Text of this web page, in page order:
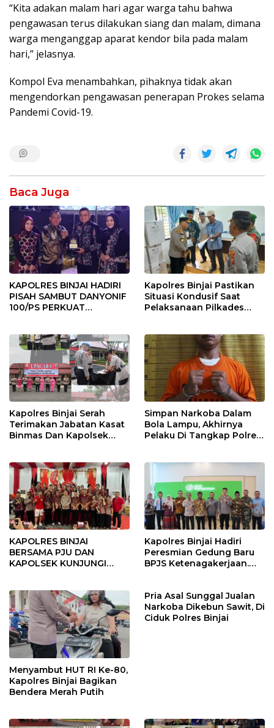
“Kita adakan malam hari agar warga tahu bahwa
pengawasan terus dilakukan siang dan malam, dimana
warga menganggap aparat kendor bila pada malam
hari,” jelasnya.
Kompol Eva menambahkan, pihaknya tidak akan
mengendorkan pengawasan penerapan Prokes selama
Pandemi Covid-19.
Baca Juga
KAPOLRES BINJAI HADIRI
PISAH SAMBUT DANYONIF
100/PS PERKUAT
Kapolres Binjai Pastikan
Situasi Kondusif Saat
Pelaksanaan Pilkades
Kapolres Binjai Serah
Terimakan Jabatan Kasat
Binmas Dan Kapolsek
Simpan Narkoba Dalam
Bola Lampu, Akhirnya
Pelaku Di Tangkap Polres
KAPOLRES BINJAI
BERSAMA PJU DAN
KAPOLSEK KUNJUNGI
Kapolres Binjai Hadiri
Peresmian Gedung Baru
BPJS Ketenagakerjaan.
Menyambut HUT RI Ke-80,
Kapolres Binjai Bagikan
Bendera Merah Putih
Pria Asal Sunggal Jualan
Narkoba Dikebun Sawit, Di
Ciduk Polres Binjai